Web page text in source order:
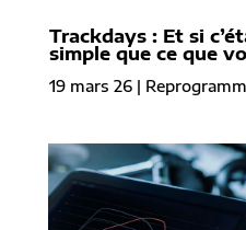
Trackdays : Et si
simple que ce que
19 mars 26|